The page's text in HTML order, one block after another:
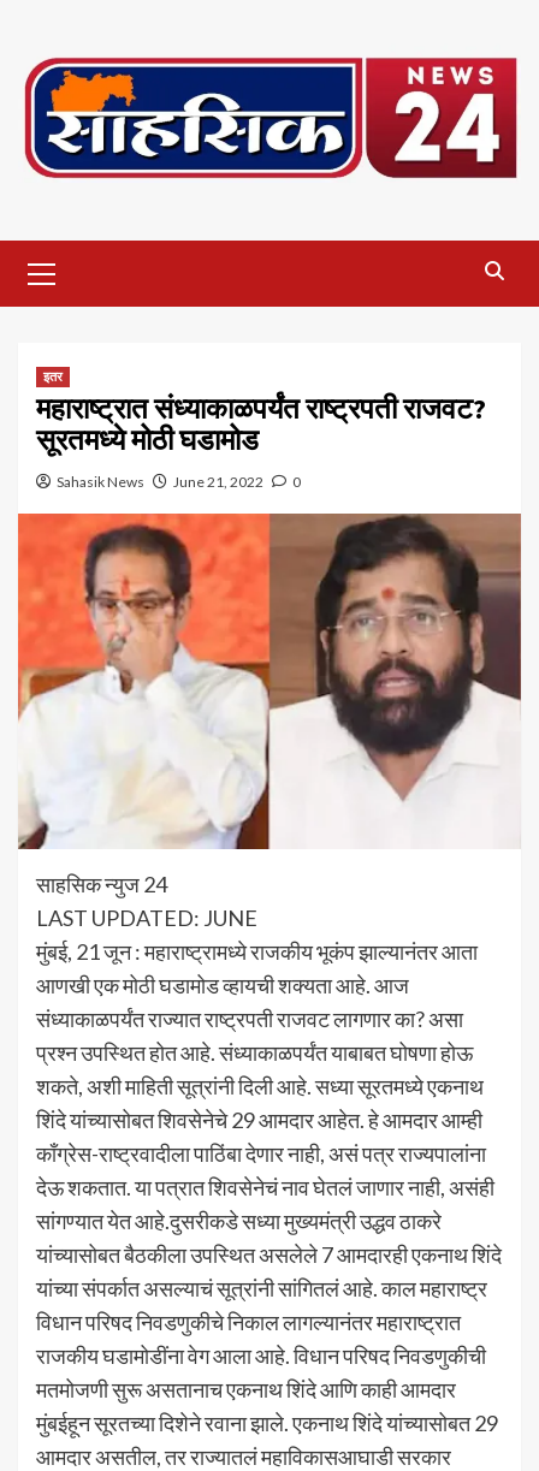
content
Menu
इतर
महाराष्ट्रात संध्याकाळपर्यंत राष्ट्रपती राजवट?
सूरतमध्ये मोठी घडामोड
Sahasik News June 21, 2022 0
साहसिक न्युज 24
LAST UPDATED: JUNE
मुंबई, 21 जून : महाराष्ट्रामध्ये राजकीय भूकंप झाल्यानंतर आता
आणखी एक मोठी घडामोड व्हायची शक्यता आहे. आज
संध्याकाळपर्यंत राज्यात राष्ट्रपती राजवट लागणार का? असा
प्रश्न उपस्थित होत आहे. संध्याकाळपर्यंत याबाबत घोषणा होऊ
शकते, अशी माहिती सूत्रांनी दिली आहे. सध्या सूरतमध्ये एकनाथ
शिंदे यांच्यासोबत शिवसेनेचे 29 आमदार आहेत. हे आमदार आम्ही
काँग्रेस-राष्ट्रवादीला पाठिंबा देणार नाही, असं पत्र राज्यपालांना
देऊ शकतात. या पत्रात शिवसेनेचं नाव घेतलं जाणार नाही, असंही
सांगण्यात येत आहे.दुसरीकडे सध्या मुख्यमंत्री उद्धव ठाकरे
यांच्यासोबत बैठकीला उपस्थित असलेले 7 आमदारही एकनाथ शिंदे
यांच्या संपर्कात असल्याचं सूत्रांनी सांगितलं आहे. काल महाराष्ट्र
विधान परिषद निवडणुकीचे निकाल लागल्यानंतर महाराष्ट्रात
राजकीय घडामोडींना वेग आला आहे. विधान परिषद निवडणुकीची
मतमोजणी सुरू असतानाच एकनाथ शिंदे आणि काही आमदार
मुंबईहून सूरतच्या दिशेने रवाना झाले. एकनाथ शिंदे यांच्यासोबत 29
आमदार असतील, तर राज्यातलं महाविकासआघाडी सरकार